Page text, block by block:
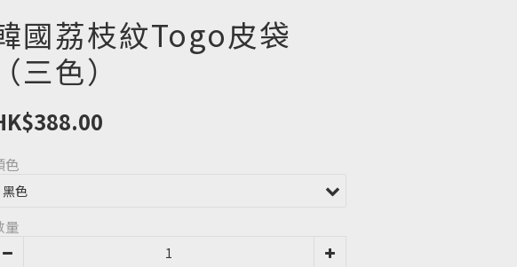
國荔枝紋Togo皮袋
（三色）
色
量